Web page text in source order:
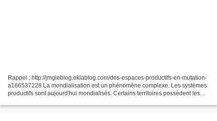
Rappel : http://jmgleblog.eklablog.com/des-espaces-productifs-en-mutation-
a166537228 La mondialisation est un phénomène complexe. Les systèmes
productifs sont aujourd'hui mondialisés. Certains territoires possèdent les